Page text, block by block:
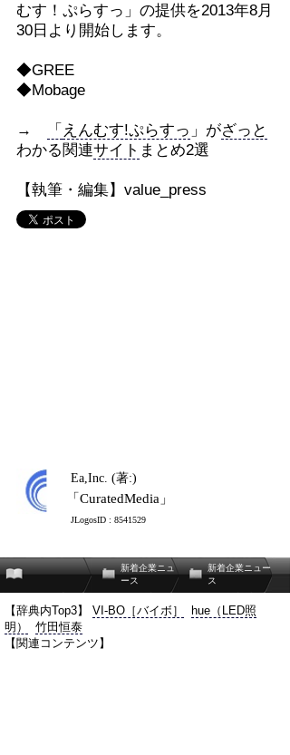
むす！ぷらすっ」の提供を2013年8月
30日より開始します。
◆GREE
◆Mobage
→ 「 えんむす!ぷらすっ 」がざっと
わかる関連サイト まとめ2選
【執筆・編集】value_press
Ea,Inc. (著:)
「CuratedMedia」
JLogosID : 8541529
新着企業ニュ
ース
新着企業ニュー
ス
【辞典内Top3】 VI-BO［バイボ］
hue（LED照
明）
竹田恒泰
【関連コンテンツ】